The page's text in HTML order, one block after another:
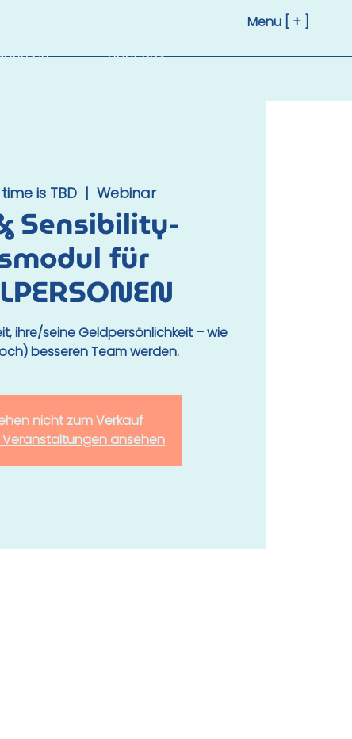
Menu [ + ]
Über uns
is TBD
  |
Webinar
Sensibility-
für
ihre/seine Geldpersönlichkeit – wie
besseren Team werden.
nicht zum Verkauf
ansehen